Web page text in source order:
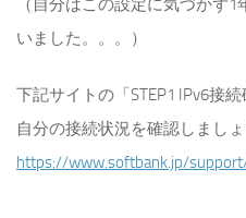
（自分はこの設定に気づかず
いました。。。）
下記サイトの「STEP1 IPv6接続
自分の接続状況を確認しましょ
https://www.softbank.jp/